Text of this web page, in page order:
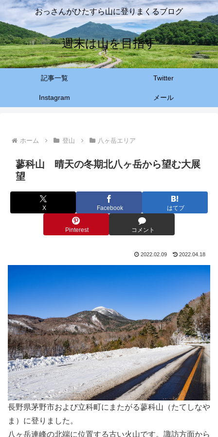
おっさんがひたすら山に登りまくるブログ
週末は山を目指す
記事一覧 Twitter
Instagram メール
ホーム 登山 八ヶ岳エリア
蓼科山 晴天の冬期北八ヶ岳から望む大展
望
X Facebook はてブ
Pinterest コメント
2022.02.09 2022.04.18
長野県茅野市および立科町にまたがる蓼科山（たてしなや
ま）に登りました。
八ヶ岳連峰の北端に位置する古い火山です。諏訪方面から